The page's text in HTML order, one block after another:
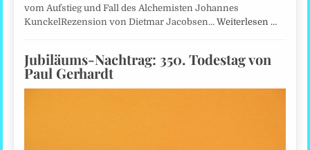
vom Aufstieg und Fall des Alchemisten Johannes
KunckelRezension von Dietmar Jacobsen…Weiterlesen …
Jubiläums-Nachtrag: 350. Todestag von
Paul Gerhardt